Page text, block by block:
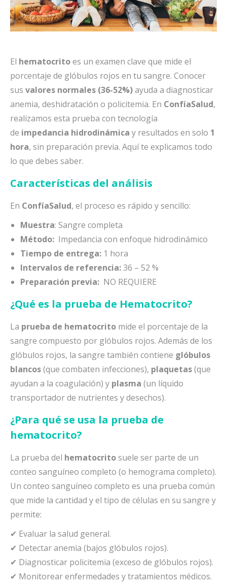
El hematocritoes un examen clave que mide el
porcentaje de glóbulos rojos en tu sangre. Conocer
sus valores normales (36-52%)ayuda a diagnosticar
anemia, deshidratación o policitemia. En ConfíaSalud,
realizamos esta prueba con tecnología
de impedancia hidrodinámica y resultados en solo 1
hora, sin preparación previa. Aquí te explicamos todo
lo que debes saber.
Características del análisis
En ConfíaSalud, el proceso es rápido y sencillo:
Muestra: Sangre completa
Método: Impedancia con enfoque hidrodinámico
Tiempo de entrega: 1 hora
Intervalos de referencia:36 – 52 %
Preparación previa: NO REQUIERE
¿Qué es la prueba de Hematocrito?
La prueba de hematocrito mide el porcentaje de la
sangre compuesto por glóbulos rojos. Además de los
glóbulos rojos, la sangre también contiene glóbulos
blancos(que combaten infecciones), plaquetas(que
ayudan a la coagulación) y plasma (un líquido
transportador de nutrientes y desechos).
¿Para qué se usa la prueba de
hematocrito?
La prueba del hematocritosuele ser parte de un
conteo sanguíneo completo (o hemograma completo).
Un conteo sanguíneo completo es una prueba común
que mide la cantidad y el tipo de células en su sangre y
permite:
✔ Evaluar la salud general.
✔ Detectar anemia (bajos glóbulos rojos).
✔ Diagnosticar policitemia (exceso de glóbulos rojos).
✔ Monitorear enfermedades y tratamientos médicos.